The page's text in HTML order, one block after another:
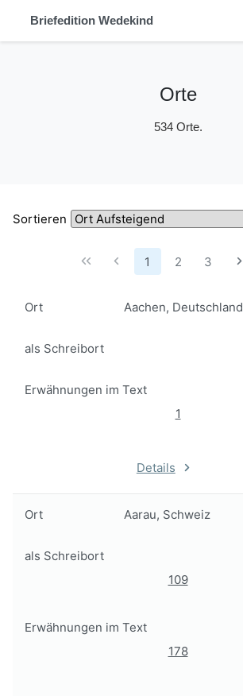
Briefedition Wedekind
Orte
534 Orte.
Sortieren
1 2 3
Ort Aachen, Deutschland
als Schreibort
Erwähnungen im Text
1
Details
Ort Aarau, Schweiz
als Schreibort
109
Erwähnungen im Text
178